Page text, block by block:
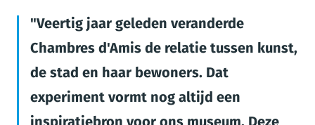
Veertig jaar geleden veranderde
Chambres d'Amis de relatie tussen kunst,
de stad en haar bewoners. Dat
experiment vormt nog altijd een
inspiratiebron voor ons museum. Deze